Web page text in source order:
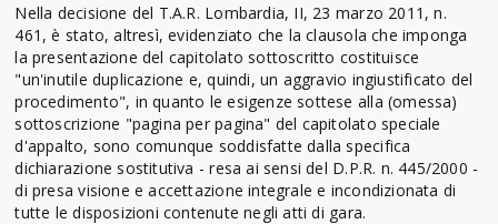
Nella decisione del T.A.R. Lombardia, II, 23 marzo 2011, n.
461, è stato, altresì, evidenziato che la clausola che imponga
la presentazione del capitolato sottoscritto costituisce
"un'inutile duplicazione e, quindi, un aggravio ingiustificato del
procedimento", in quanto le esigenze sottese alla (omessa)
sottoscrizione "pagina per pagina" del capitolato speciale
d'appalto, sono comunque soddisfatte dalla specifica
dichiarazione sostitutiva - resa ai sensi del D.P.R. n. 445/2000 -
di presa visione e accettazione integrale e incondizionata di
tutte le disposizioni contenute negli atti di gara.